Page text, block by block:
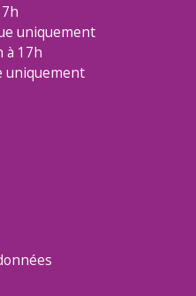
uniquement
à 17h
uniquement